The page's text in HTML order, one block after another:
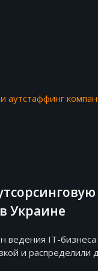
аутстаффинг
Украине
ведения IT-
и